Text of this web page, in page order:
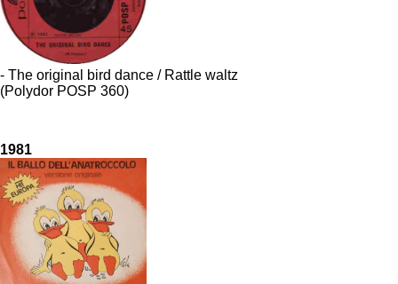
- The original bird dance / Rattle waltz
(Polydor POSP 360)
1981